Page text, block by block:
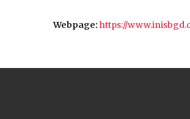
Webpage: https://